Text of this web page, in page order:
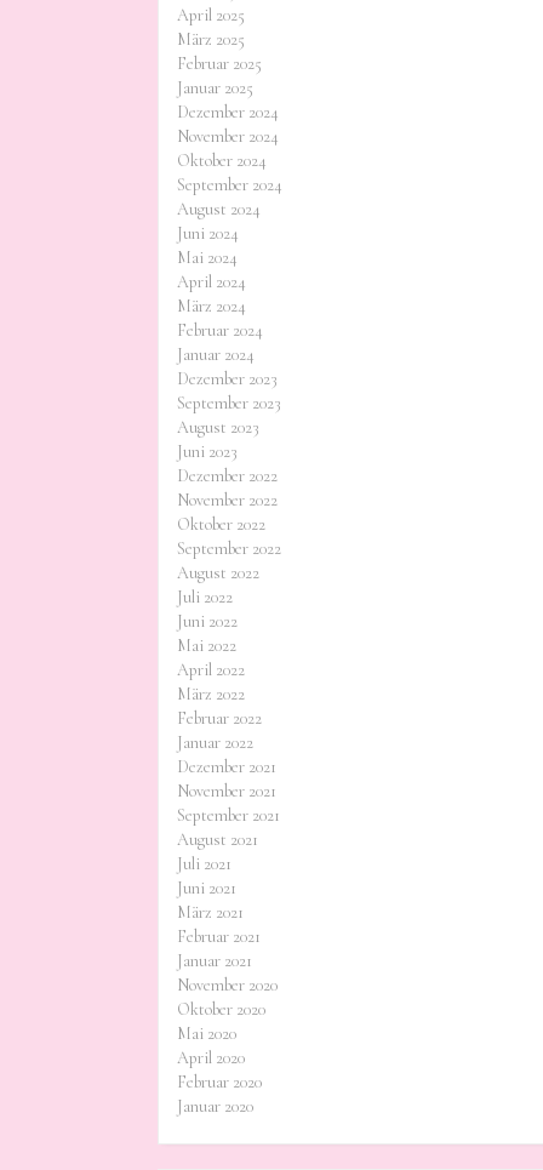
April 2025
März 2025
Februar 2025
Januar 2025
Dezember 2024
November 2024
Oktober 2024
September 2024
August 2024
Juni 2024
Mai 2024
April 2024
März 2024
Februar 2024
Januar 2024
Dezember 2023
September 2023
August 2023
Juni 2023
Dezember 2022
November 2022
Oktober 2022
September 2022
August 2022
Juli 2022
Juni 2022
Mai 2022
April 2022
März 2022
Februar 2022
Januar 2022
Dezember 2021
November 2021
September 2021
August 2021
Juli 2021
Juni 2021
März 2021
Februar 2021
Januar 2021
November 2020
Oktober 2020
Mai 2020
April 2020
Februar 2020
Januar 2020